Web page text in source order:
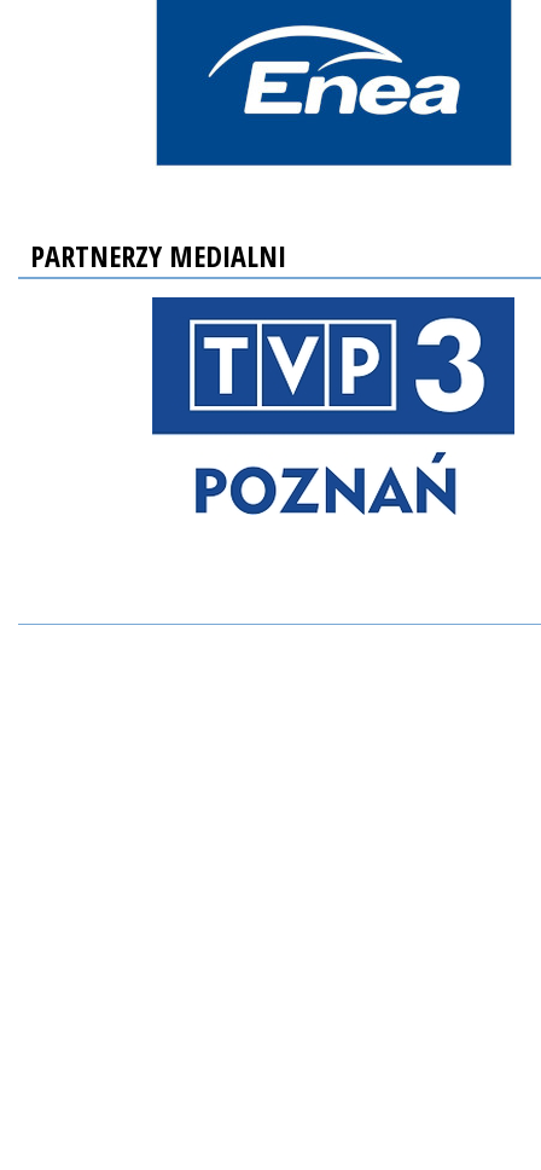
PARTNERZY MEDIALNI